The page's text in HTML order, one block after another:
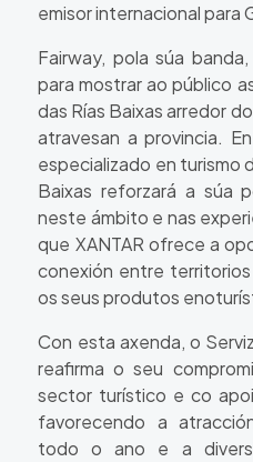
emisor internacional para
Fairway, pola súa
para mostrar ao público
das Rías Baixas arredor
atravesan a provincia.
especializado en turismo
Baixas reforzará a súa
neste ámbito e nas
que XANTAR ofrece a
conexión entre
os seus produtos
Con esta axenda, o
reafirma o seu
sector turístico e co
favorecendo a
todo o ano e a